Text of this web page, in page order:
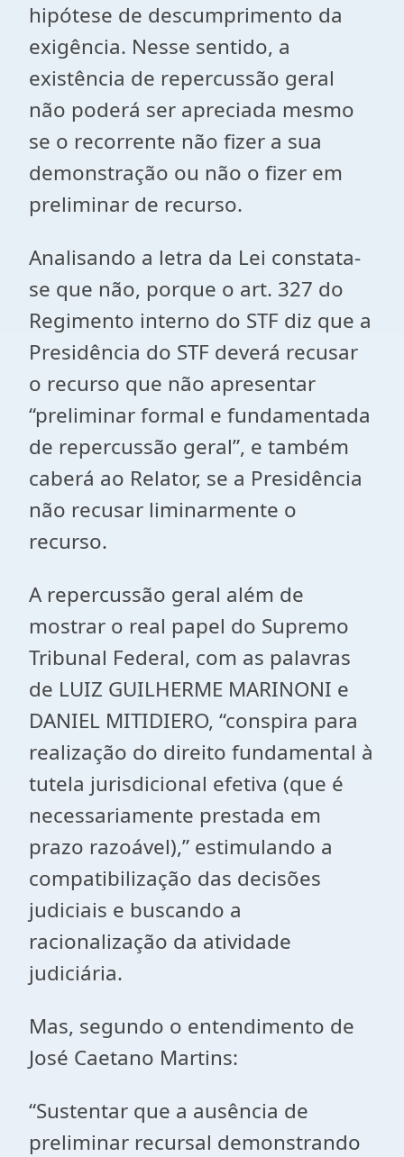
hipótese de descumprimento da
exigência. Nesse sentido, a
existência de repercussão geral
não poderá ser apreciada mesmo
se o recorrente não fizer a sua
demonstração ou não o fizer em
preliminar de recurso.
Analisando a letra da Lei constata-
se que não, porque o art. 327 do
Regimento interno do STF diz que a
Presidência do STF deverá recusar
o recurso que não apresentar
“preliminar formal e fundamentada
de repercussão geral”, e também
caberá ao Relator, se a Presidência
não recusar liminarmente o
recurso.
A repercussão geral além de
mostrar o real papel do Supremo
Tribunal Federal, com as palavras
de LUIZ GUILHERME MARINONI e
DANIEL MITIDIERO, “conspira para
realização do direito fundamental à
tutela jurisdicional efetiva (que é
necessariamente prestada em
prazo razoável),” estimulando a
compatibilização das decisões
judiciais e buscando a
racionalização da atividade
judiciária.
Mas, segundo o entendimento de
José Caetano Martins:
“Sustentar que a ausência de
preliminar recursal demonstrando